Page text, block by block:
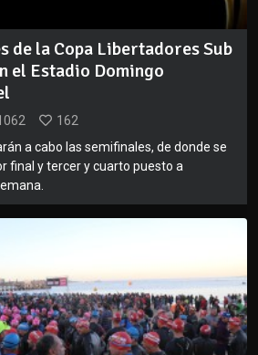
de la Copa Libertadores Sub
el Estadio Domingo
162
a cabo las semifinales, de donde se
final y tercer y cuarto puesto a